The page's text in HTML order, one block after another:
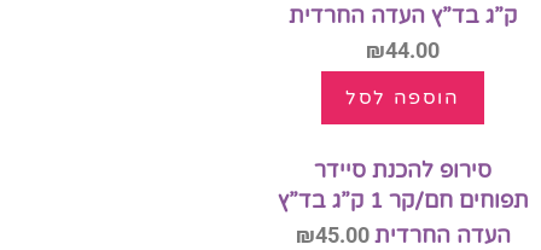
ק”ג בד”ץ העדה החרדית
₪44.00
הוספה לסל
סירופ להכנת סיידר
תפוחים חם/קר 1 ק”ג בד”ץ
העדה החרדית
₪45.00